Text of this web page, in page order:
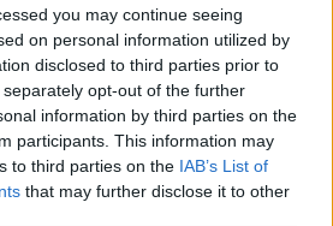
you may continue seeing
on personal information utilized by
disclosed to third parties prior to
opt-out of the further
information by third parties on the
participants. This information may
to third parties on the IAB’s List of
that may further disclose it to other
csoport (Bálványos Levente, Fóti
avagy Gulliver Gyöngyösön
a Semmelweis Egyetem
új épületéhez: Gál András:
5.Műtárgy, valamint díszkút a
épületéhez: Dombormű: Garmada